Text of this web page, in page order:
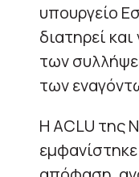
υπουργείο
διατηρεί
των
των
Η ACLU της